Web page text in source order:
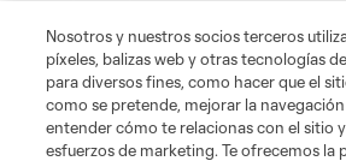
Chucky Lozano será el relevo
LA Galaxy
Nosotros y nuestros socios terceros
píxeles, balizas web y otras tecnologías
para diversos fines, como hacer que el
como se pretende, mejorar la
entender cómo te relacionas con el sitio
esfuerzos de marketing. Te ofrecemos la